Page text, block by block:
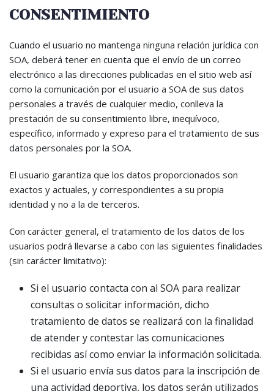
CONSENTIMIENTO
Cuando el usuario no mantenga ninguna relación jurídica con
SOA, deberá tener en cuenta que el envío de un correo
electrónico a las direcciones publicadas en el sitio web así
como la comunicación por el usuario a SOA de sus datos
personales a través de cualquier medio, conlleva la
prestación de su consentimiento libre, inequívoco,
específico, informado y expreso para el tratamiento de sus
datos personales por la SOA.
El usuario garantiza que los datos proporcionados son
exactos y actuales, y correspondientes a su propia
identidad y no a la de terceros.
Con carácter general, el tratamiento de los datos de los
usuarios podrá llevarse a cabo con las siguientes finalidades
(sin carácter limitativo):
Si el usuario contacta con al SOA para realizar
consultas o solicitar información, dicho
tratamiento de datos se realizará con la finalidad
de atender y contestar las comunicaciones
recibidas así como enviar la información solicitada.
Si el usuario envía sus datos para la inscripción de
una actividad deportiva, los datos serán utilizados